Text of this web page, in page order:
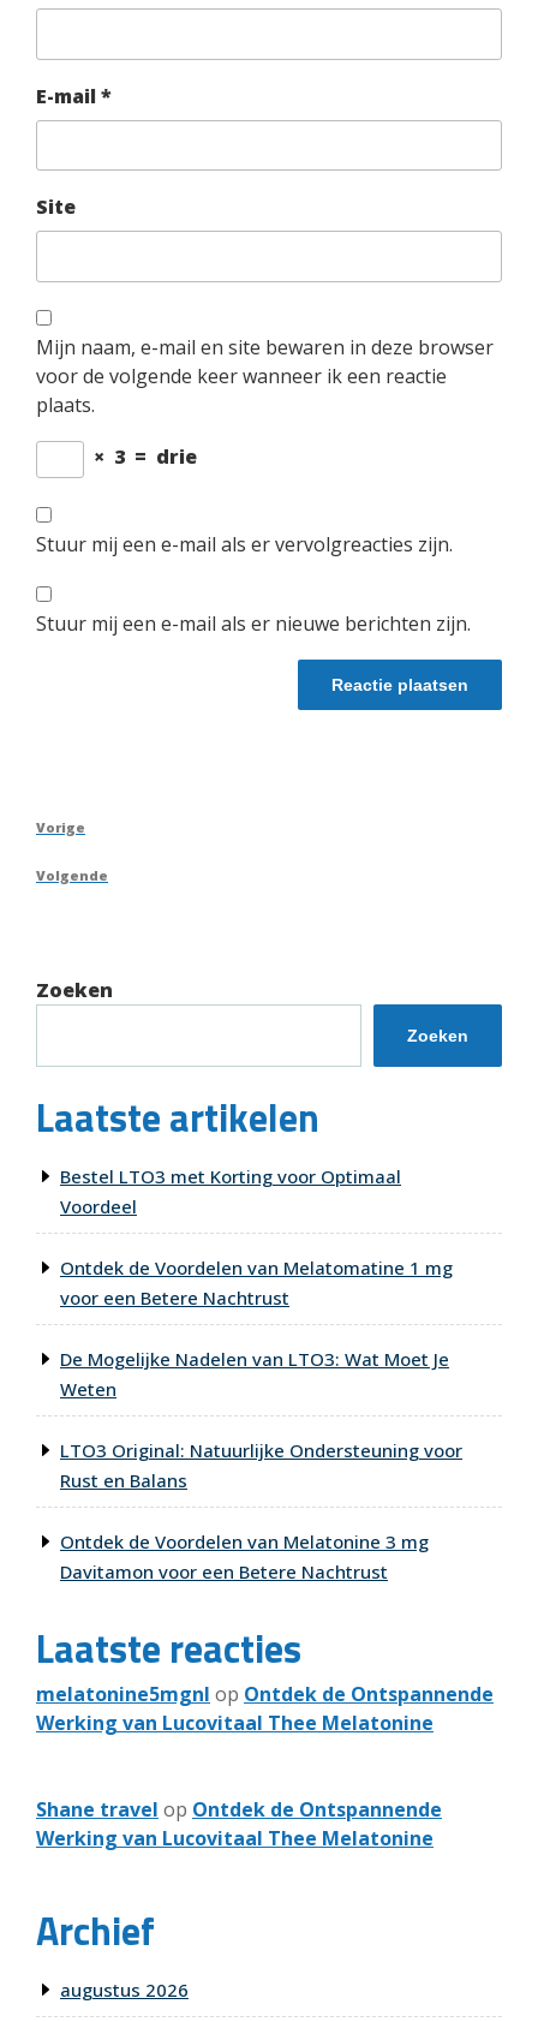
E-mail *
Site
Mijn naam, e-mail en site bewaren in deze browser
voor de volgende keer wanneer ik een reactie
plaats.
× 3 = drie
Stuur mij een e-mail als er vervolgreacties zijn.
Stuur mij een e-mail als er nieuwe berichten zijn.
Berichtnavigatie
Vorig
Vorige
Volgend
Volgende
Zoeken
Zoeken
Laatste artikelen
Bestel LTO3 met Korting voor Optimaal
Voordeel
Ontdek de Voordelen van Melatomatine 1 mg
voor een Betere Nachtrust
De Mogelijke Nadelen van LTO3: Wat Moet Je
Weten
LTO3 Original: Natuurlijke Ondersteuning voor
Rust en Balans
Ontdek de Voordelen van Melatonine 3 mg
Davitamon voor een Betere Nachtrust
Laatste reacties
melatonine5mgnl op Ontdek de Ontspannende
Werking van Lucovitaal Thee Melatonine
Shane travel op Ontdek de Ontspannende
Werking van Lucovitaal Thee Melatonine
Archief
augustus 2026